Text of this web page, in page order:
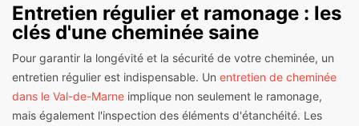
Entretien régulier et ramonage : les
clés d'une cheminée saine
Pour garantir la longévité et la sécurité de votre cheminée, un
entretien régulier est indispensable. Un entretien de cheminée
dans le Val-de-Marne implique non seulement le ramonage,
mais également l'inspection des éléments d'étanchéité. Les